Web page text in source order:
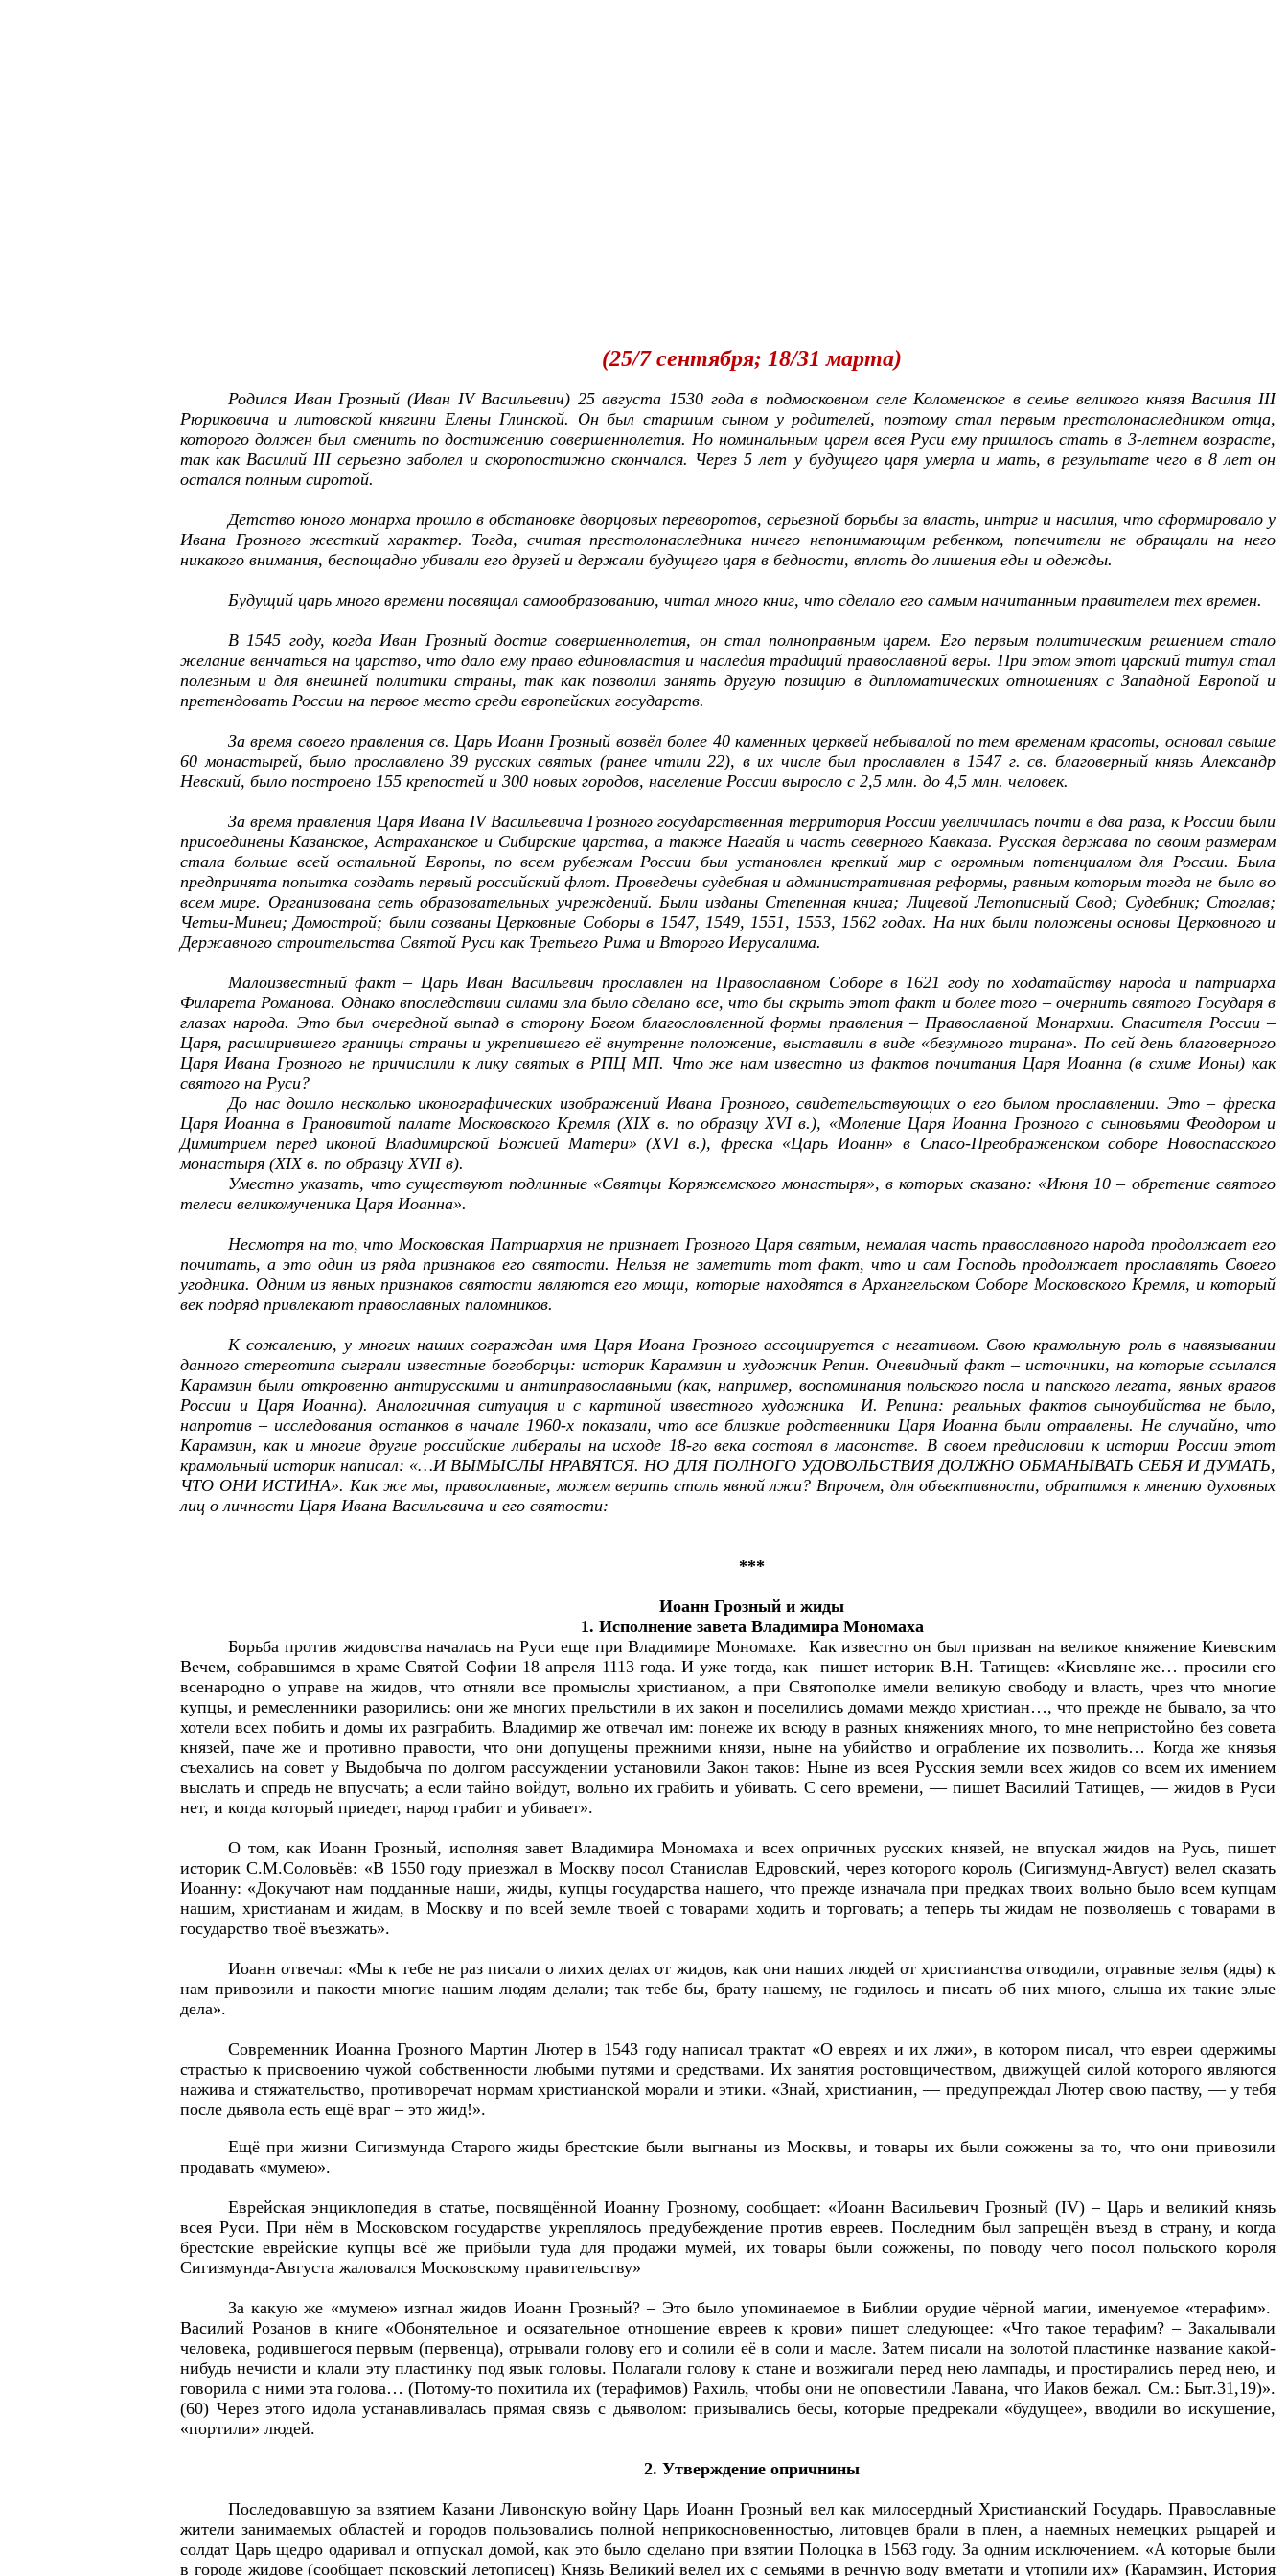
(25/7 сентября; 18/31 марта)
Родился Иван Грозный (Иван IV Васильевич) 25 августа 1530 года в подмосковном селе Коломенское в семье великого князя Василия III
Рюриковича и литовской княгини Елены Глинской. Он был старшим сыном у родителей, поэтому стал первым престолонаследником отца,
которого должен был сменить по достижению совершеннолетия. Но номинальным царем всея Руси ему пришлось стать в 3-летнем возрасте,
так как Василий III серьезно заболел и скоропостижно скончался. Через 5 лет у будущего царя умерла и мать, в результате чего в 8 лет он
остался полным сиротой.
Детство юного монарха прошло в обстановке дворцовых переворотов, серьезной борьбы за власть, интриг и насилия, что сформировало у
Ивана Грозного жесткий характер. Тогда, считая престолонаследника ничего непонимающим ребенком, попечители не обращали на него
никакого внимания, беспощадно убивали его друзей и держали будущего царя в бедности, вплоть до лишения еды и одежды.
Будущий царь много времени посвящал самообразованию, читал много книг, что сделало его самым начитанным правителем тех времен.
В 1545 году, когда Иван Грозный достиг совершеннолетия, он стал полноправным царем. Его первым политическим решением стало
желание венчаться на царство, что дало ему право единовластия и наследия традиций православной веры. При этом этот царский титул стал
полезным и для внешней политики страны, так как позволил занять другую позицию в дипломатических отношениях с Западной Европой и
претендовать России на первое место среди европейских государств.
За время своего правления св. Царь Иоанн Грозный возвёл более 40 каменных церквей небывалой по тем временам красоты, основал свыше
60 монастырей, было прославлено 39 русских святых (ранее чтили 22), в их числе был прославлен в 1547 г. св. благоверный князь Александр
Невский, было построено 155 крепостей и 300 новых городов, население России выросло с 2,5 млн. до 4,5 млн. человек.
За время правления Царя Ивана IV Васильевича Грозного государственная территория России увеличилась почти в два раза, к России были
присоединены Казанское, Астраханское и Сибирские царства, а также Нагайя и часть северного Кавказа. Русская держава по своим размерам
стала больше всей остальной Европы, по всем рубежам России был установлен крепкий мир с огромным потенциалом для России. Была
предпринята попытка создать первый российский флот. Проведены судебная и административная реформы, равным которым тогда не было во
всем мире. Организована сеть образовательных учреждений. Были изданы Степенная книга; Лицевой Летописный Свод; Судебник; Стоглав;
Четьи-Минеи; Домострой; были созваны Церковные Соборы в 1547, 1549, 1551, 1553, 1562 годах. На них были положены основы Церковного и
Державного строительства Святой Руси как Третьего Рима и Второго Иерусалима.
Малоизвестный факт – Царь Иван Васильевич прославлен на Православном Соборе в 1621 году по ходатайству народа и патриарха
Филарета Романова. Однако впоследствии силами зла было сделано все, что бы скрыть этот факт и более того – очернить святого Государя в
глазах народа. Это был очередной выпад в сторону Богом благословленной формы правления – Православной Монархии. Спасителя России –
Царя, расширившего границы страны и укрепившего её внутренне положение, выставили в виде «безумного тирана». По сей день благоверного
Царя Ивана Грозного не причислили к лику святых в РПЦ МП. Что же нам известно из фактов почитания Царя Иоанна (в схиме Ионы) как
святого на Руси?
До нас дошло несколько иконографических изображений Ивана Грозного, свидетельствующих о его былом прославлении. Это – фреска
Царя Иоанна в Грановитой палате Московского Кремля (ХIХ в. по образцу XVI в.), «Моление Царя Иоанна Грозного с сыновьями Феодором и
Димитрием перед иконой Владимирской Божией Матери» (XVI в.), фреска «Царь Иоанн» в Спасо-Преображенском соборе Новоспасского
монастыря (XIX в. по образцу XVII в).
Уместно указать, что существуют подлинные «Святцы Коряжемского монастыря», в которых сказано: «Июня 10 – обретение святого
телеси великомученика Царя Иоанна».
Несмотря на то, что Московская Патриархия не признает Грозного Царя святым, немалая часть православного народа продолжает его
почитать, а это один из ряда признаков его святости. Нельзя не заметить тот факт, что и сам Господь продолжает прославлять Своего
угодника. Одним из явных признаков святости являются его мощи, которые находятся в Архангельском Соборе Московского Кремля, и который
век подряд привлекают православных паломников.
К сожалению, у многих наших сограждан имя Царя Иоана Грозного ассоциируется с негативом. Свою крамольную роль в навязывании
данного стереотипа сыграли известные богоборцы: историк Карамзин и художник Репин. Очевидный факт – источники, на которые ссылался
Карамзин были откровенно антирусскими и антиправославными (как, например, воспоминания польского посла и папского легата, явных врагов
России и Царя Иоанна). Аналогичная ситуация и с картиной известного художника И. Репина: реальных фактов сыноубийства не было,
напротив – исследования останков в начале 1960-х показали, что все близкие родственники Царя Иоанна были отравлены. Не случайно, что
Карамзин, как и многие другие российские либералы на исходе 18-го века состоял в масонстве. В своем предисловии к истории России этот
крамольный историк написал: «…И ВЫМЫСЛЫ НРАВЯТСЯ. НО ДЛЯ ПОЛНОГО УДОВОЛЬСТВИЯ ДОЛЖНО ОБМАНЫВАТЬ СЕБЯ И ДУМАТЬ,
ЧТО ОНИ ИСТИНА». Как же мы, православные, можем верить столь явной лжи? Впрочем, для объективности, обратимся к мнению духовных
лиц о личности Царя Ивана Васильевича и его святости:
***
Иоанн Грозный и жиды
1. Исполнение завета Владимира Мономаха
Борьба против жидовства началась на Руси еще при Владимире Мономахе. Как известно он был призван на великое княжение Киевским
Вечем, собравшимся в храме Святой Софии 18 апреля 1113 года. И уже тогда, как пишет историк В.Н. Татищев: «Киевляне же… просили его
всенародно о управе на жидов, что отняли все промыслы христианом, а при Святополке имели великую свободу и власть, чрез что многие
купцы, и ремесленники разорились: они же многих прельстили в их закон и поселились домами междо христиан…, что прежде не бывало, за что
хотели всех побить и домы их разграбить. Владимир же отвечал им: понеже их всюду в разных княжениях много, то мне непристойно без совета
князей, паче же и противно правости, что они допущены прежними князи, ныне на убийство и ограбление их позволить… Когда же князья
съехались на совет у Выдобыча по долгом рассуждении установили Закон таков: Ныне из всея Русския земли всех жидов со всем их имением
выслать и спредь не впусчать; а если тайно войдут, вольно их грабить и убивать. С сего времени, — пишет Василий Татищев, — жидов в Руси
нет, и когда который приедет, народ грабит и убивает».
О том, как Иоанн Грозный, исполняя завет Владимира Мономаха и всех опричных русских князей, не впускал жидов на Русь, пишет
историк С.М.Соловьёв: «В 1550 году приезжал в Москву посол Станислав Едровский, через которого король (Сигизмунд-Август) велел сказать
Иоанну: «Докучают нам подданные наши, жиды, купцы государства нашего, что прежде изначала при предках твоих вольно было всем купцам
нашим, христианам и жидам, в Москву и по всей земле твоей с товарами ходить и торговать; а теперь ты жидам не позволяешь с товарами в
государство твоё въезжать».
Иоанн отвечал: «Мы к тебе не раз писали о лихих делах от жидов, как они наших людей от христианства отводили, отравные зелья (яды) к
нам привозили и пакости многие нашим людям делали; так тебе бы, брату нашему, не годилось и писать об них много, слыша их такие злые
дела».
Современник Иоанна Грозного Мартин Лютер в 1543 году написал трактат «О евреях и их лжи», в котором писал, что евреи одержимы
страстью к присвоению чужой собственности любыми путями и средствами. Их занятия ростовщичеством, движущей силой которого являются
нажива и стяжательство, противоречат нормам христианской морали и этики. «Знай, христианин, — предупреждал Лютер свою паству, — у тебя
после дьявола есть ещё враг – это жид!».
Ещё при жизни Сигизмунда Старого жиды брестские были выгнаны из Москвы, и товары их были сожжены за то, что они привозили
продавать «мумею».
Еврейская энциклопедия в статье, посвящённой Иоанну Грозному, сообщает: «Иоанн Васильевич Грозный (IV) – Царь и великий князь
всея Руси. При нём в Московском государстве укреплялось предубеждение против евреев. Последним был запрещён въезд в страну, и когда
брестские еврейские купцы всё же прибыли туда для продажи мумей, их товары были сожжены, по поводу чего посол польского короля
Сигизмунда-Августа жаловался Московскому правительству»
За какую же «мумею» изгнал жидов Иоанн Грозный? – Это было упоминаемое в Библии орудие чёрной магии, именуемое «терафим».
Василий Розанов в книге «Обонятельное и осязательное отношение евреев к крови» пишет следующее: «Что такое терафим? – Закалывали
человека, родившегося первым (первенца), отрывали голову его и солили её в соли и масле. Затем писали на золотой пластинке название какой-
нибудь нечисти и клали эту пластинку под язык головы. Полагали голову к стане и возжигали перед нею лампады, и простирались перед нею, и
говорила с ними эта голова… (Потому-то похитила их (терафимов) Рахиль, чтобы они не оповестили Лавана, что Иаков бежал. См.: Быт.31,19)».
(60) Через этого идола устанавливалась прямая связь с дьяволом: призывались бесы, которые предрекали «будущее», вводили во искушение,
«портили» людей.
2. Утверждение опричнины
Последовавшую за взятием Казани Ливонскую войну Царь Иоанн Грозный вел как милосердный Христианский Государь. Право­славные
жители занимаемых областей и городов пользовались полной неприкосновенностью, литовцев брали в плен, а наемных немецких рыцарей и
солдат Царь щедро одаривал и отпускал домой, как это было сделано при взятии Полоцка в 1563 году. За одним исключением. «А которые были
в городе жидове (сообщает псковский летописец) Князь Великий велел их с семьями в речную воду вметати и утопили их» (Карамзин, История